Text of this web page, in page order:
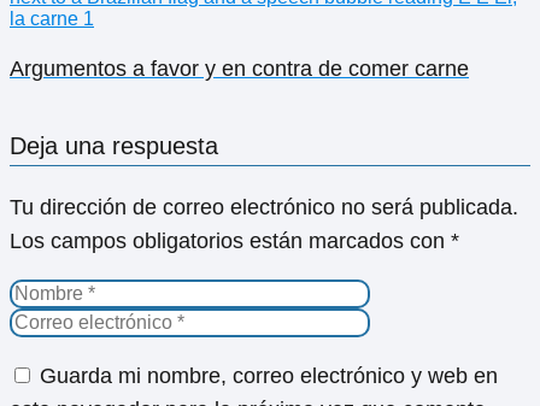
Argumentos a favor y en contra de comer carne
Deja una respuesta
Tu dirección de correo electrónico no será publicada.
Los campos obligatorios están marcados con *
Guarda mi nombre, correo electrónico y web en